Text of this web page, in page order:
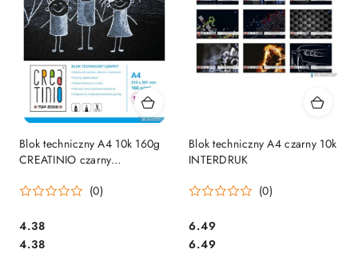
Blok techniczny A4 10k 160g
CREATINIO czarny
(0)
Cena:
4.38
Cena:
4.38
Blok techniczny A4 czarny 10k
INTERDRUK
(0)
Cena:
6.49
Cena:
6.49